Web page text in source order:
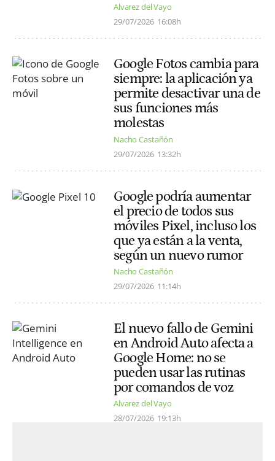
Alvarez del Vayo
29/07/2026 16:08h
Google Fotos cambia para
siempre: la aplicación ya
permite desactivar una de
sus funciones más
molestas
Nacho Castañón
29/07/2026 13:32h
Google podría aumentar
el precio de todos sus
móviles Pixel, incluso los
que ya están a la venta,
según un nuevo rumor
Nacho Castañón
29/07/2026 11:14h
El nuevo fallo de Gemini
en Android Auto afecta a
Google Home: no se
pueden usar las rutinas
por comandos de voz
Alvarez del Vayo
28/07/2026 19:13h